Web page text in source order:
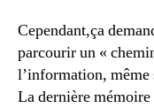
Cependant,ça
parcourir un «
l’information, même
La dernière